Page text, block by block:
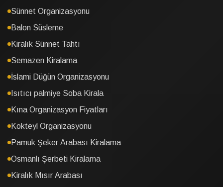
Sünnet Organizasyonu
Balon Süsleme
Kiralık Sünnet Tahtı
Semazen Kiralama
İslami Düğün Organizasyonu
Isıtıcı palmiye Soba Kirala
Kına Organizasyon Fiyatları
Kokteyl Organizasyonu
Pamuk Şeker Arabası Kiralama
Osmanlı Şerbeti Kiralama
Kiralık Mısır Arabası